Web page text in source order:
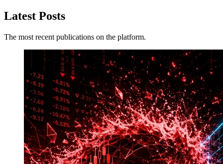
Latest Posts
The most recent publications on the platform.